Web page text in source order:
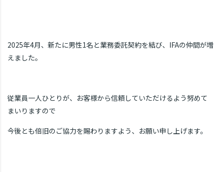
2025年4月、新たに男性1名と業務委託契約を結び、IFAの仲間が増
えました。
従業員一人ひとりが、お客様から信頼していただけるよう努めて
まいりますので
今後とも倍旧のご協力を賜わりますよう、お願い申し上げます。